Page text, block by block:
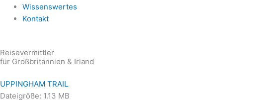
Wissenswertes
Kontakt
Reisevermittler
für Großbritannien & Irland
UPPINGHAM TRAIL
Dateigröße: 1.13 MB